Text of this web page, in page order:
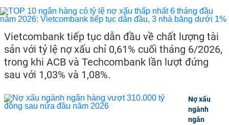
Vietcombank tiếp tục dẫn đầu về chất lượng tài
sản với tỷ lệ nợ xấu chỉ 0,61% cuối tháng 6/2026,
trong khi ACB và Techcombank lần lượt đứng
sau với 1,03% và 1,08%.
Nợ xấu
ngành
ngân